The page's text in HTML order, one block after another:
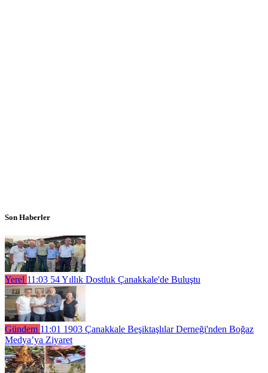
Son Haberler
Yerel 11:03 54 Yıllık Dostluk Çanakkale'de Buluştu
Gündem 11:01 1903 Çanakkale Beşiktaşlılar Derneği'nden Boğaz
Medya’ya Ziyaret